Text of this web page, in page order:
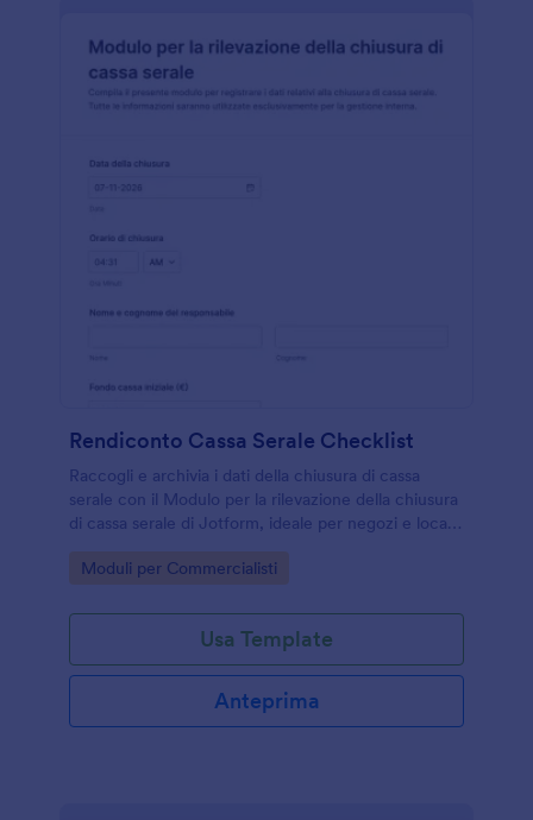
Rendiconto Cassa Serale Checklist
Raccogli e archivia i dati della chiusura di cassa
serale con il Modulo per la rilevazione della chiusura
di cassa serale di Jotform, ideale per negozi e locali
Go to Category:
Moduli per Commercialisti
Usa Template
Anteprima